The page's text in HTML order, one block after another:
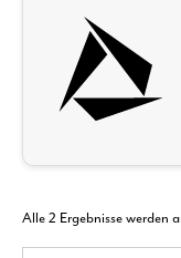
Alle 2 Ergebnisse werden